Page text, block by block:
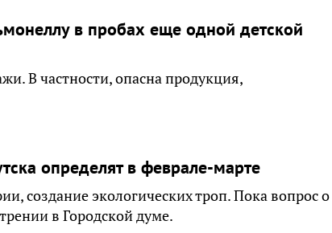
в пробах еще одной детской
В частности, опасна продукция,
определят в феврале-марте
создание экологических троп. Пока вопрос о
в Городской думе.